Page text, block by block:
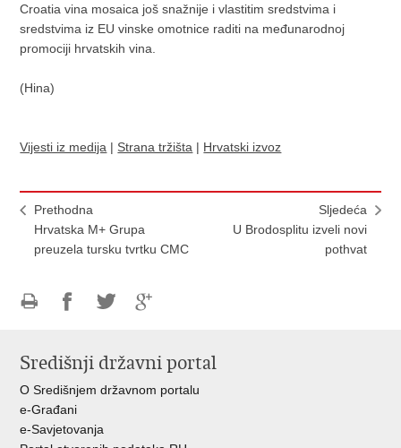
Croatia vina mosaica još snažnije i vlastitim sredstvima i
sredstvima iz EU vinske omotnice raditi na međunarodnoj
promociji hrvatskih vina.
(Hina)
Vijesti iz medija | Strana tržišta | Hrvatski izvoz
Prethodna
Hrvatska M+ Grupa
preuzela tursku tvrtku CMC
Sljedeća
U Brodosplitu izveli novi
pothvat
FacebookuTwitteruGoogle
Središnji državni portal
O Središnjem državnom portalu
e-Građani
e-Savjetovanja